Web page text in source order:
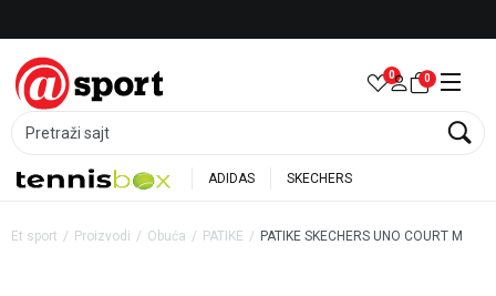
Pretraži sajt
0 0
ADIDAS SKECHERS
Et sport Proizvodi Obuća PATIKE PATIKE SKECHERS UNO COURT M